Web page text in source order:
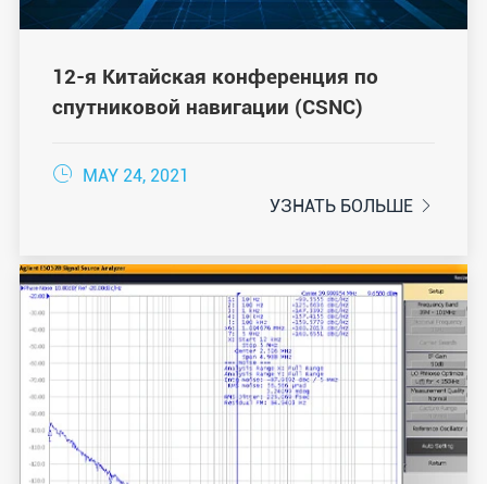
12-я Китайская конференция по
спутниковой навигации (CSNC)
 MAY 24, 2021
УЗНАТЬ БОЛЬШЕ 